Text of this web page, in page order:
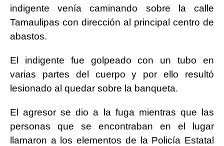
indigente venía caminando sobre la calle
Tamaulipas con dirección al principal centro de
abastos.
El indigente fue golpeado con un tubo en
varias partes del cuerpo y por ello resultó
lesionado al quedar sobre la banqueta.
El agresor se dio a la fuga mientras que las
personas que se encontraban en el lugar
llamaron a los elementos de la Policía Estatal